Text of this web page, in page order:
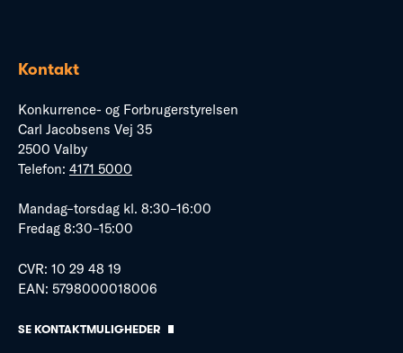
Kontakt
Konkurrence- og Forbrugerstyrelsen
Carl Jacobsens Vej 35
2500 Valby
Telefon: 4171 5000
Mandag–torsdag kl. 8:30–16:00
Fredag 8:30–15:00
CVR: 10 29 48 19
EAN: 5798000018006
SE KONTAKTMULIGHEDER